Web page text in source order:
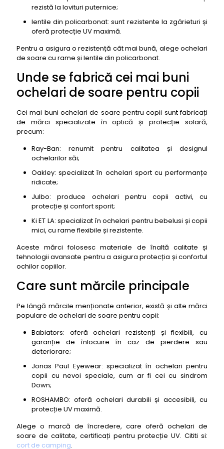
48- Ochelari de soare pentru copii Baby Shark
(Intersport)
49- Ochelari de soare pentru copii Gabby's
50- Ochelari de soare pentru copii SpongeBob
rezistă la lovituri puternice;
lentile din policarbonat: sunt rezistente la zgârieturi și
oferă protecție UV maximă.
Pentru a asigura o rezistență cât mai bună, alege ochelari
de soare cu rame și lentile din policarbonat.
Unde se fabrică cei mai buni
ochelari de soare pentru copii
Cei mai buni ochelari de soare pentru copii sunt fabricați
de mărci specializate în optică și protecție solară,
precum:
Ray-Ban: renumit pentru calitatea și designul
ochelarilor săi;
Oakley: specializat în ochelari sport cu performanțe
ridicate;
Julbo: produce ochelari pentru copii activi, cu
protecție și confort sporit;
Ki ET LA: specializat în ochelari pentru bebelusi și copii
mici, cu rame flexibile și rezistente.
Aceste mărci folosesc materiale de înaltă calitate și
tehnologii avansate pentru a asigura protecția și confortul
ochilor copiilor.
Care sunt mărcile principale
Pe lângă mărcile menționate anterior, există și alte mărci
populare de ochelari de soare pentru copii:
Babiators: oferă ochelari rezistenți și flexibili, cu
garanție de înlocuire în caz de pierdere sau
deteriorare;
Jonas Paul Eyewear: specializat în ochelari pentru
copii cu nevoi speciale, cum ar fi cei cu sindrom
Down;
ROSHAMBO: oferă ochelari durabili și accesibili, cu
protecție UV maximă.
Alege o marcă de încredere, care oferă ochelari de
soare de calitate, certificați pentru protecție UV. Cititi si:
cort de camping.